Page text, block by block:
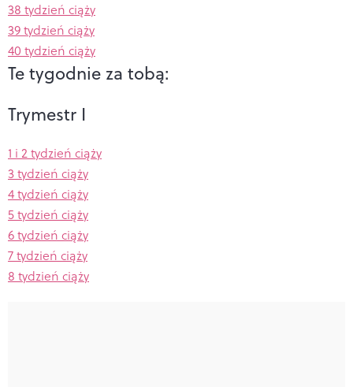
38 tydzień ciąży
39 tydzień ciąży
40 tydzień ciąży
Te tygodnie za tobą:
Trymestr I
1 i 2 tydzień ciąży
3 tydzień ciąży
4 tydzień ciąży
5 tydzień ciąży
6 tydzień ciąży
7 tydzień ciąży
8 tydzień ciąży